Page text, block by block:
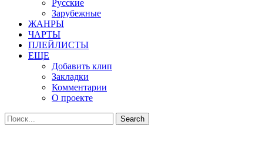
Русские
Зарубежные
ЖАНРЫ
ЧАРТЫ
ПЛЕЙЛИСТЫ
ЕЩЕ
Добавить клип
Закладки
Комментарии
О проекте